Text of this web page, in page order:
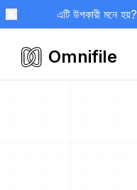
এটি উপকারী মনে হয়?
Omnifile